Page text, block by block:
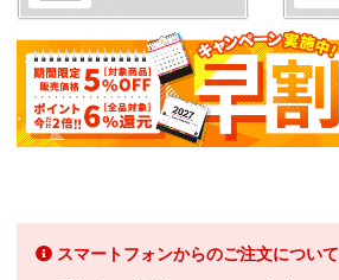
スマートフォンからのご注文について